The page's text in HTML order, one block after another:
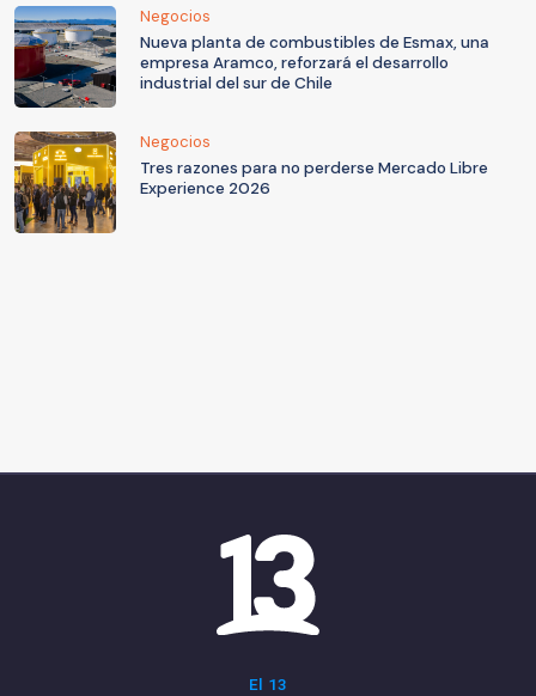
Negocios
Nueva planta de combustibles de Esmax, una
empresa Aramco, reforzará el desarrollo
industrial del sur de Chile
Negocios
Tres razones para no perderse Mercado Libre
Experience 2026
El 13